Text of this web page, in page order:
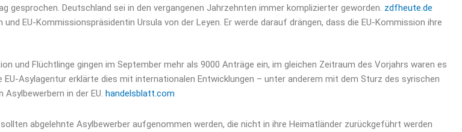
Deutschland sei in den vergangenen Jahrzehnten immer komplizierter geworden. zdfheute.de
EU-Kommissionspräsidentin Ursula von der Leyen. Er werde darauf drängen, dass die EU-Kommission ihre
und Flüchtlinge gingen im September mehr als 9000 Anträge ein, im gleichen Zeitraum des Vorjahrs waren es
Asylagentur erklärte dies mit internationalen Entwicklungen – unter anderem mit dem Sturz des syrischen
in der EU. handelsblatt.com
abgelehnte Asylbewerber aufgenommen werden, die nicht in ihre Heimatländer zurückgeführt werden